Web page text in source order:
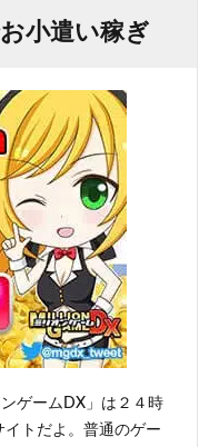
小遣い稼ぎ
ゲームDX」は２４時
イトだよ。普通のゲー